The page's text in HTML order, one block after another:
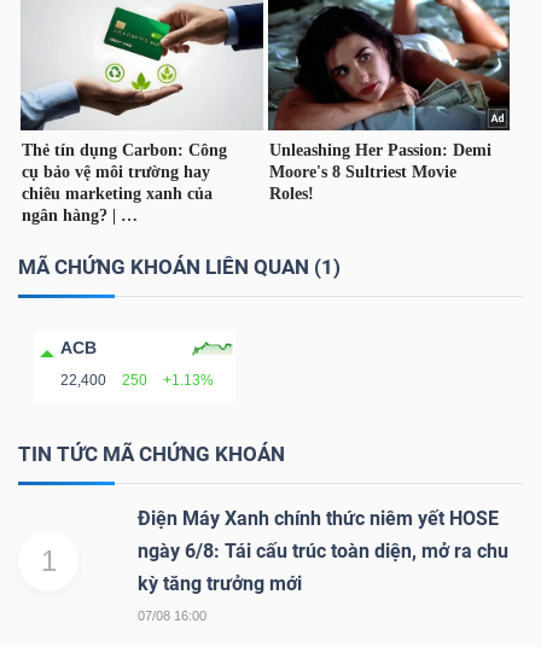
MÃ CHỨNG KHOÁN LIÊN QUAN (1)
ACB
22,400 250 +1.13%
TIN TỨC MÃ CHỨNG KHOÁN
1
Điện Máy Xanh chính thức niêm yết HOSE
ngày 6/8: Tái cấu trúc toàn diện, mở ra chu
kỳ tăng trưởng mới
07/08 16:00
VIETSTOCKFINANCE
VĨ
NGÀNH
DOANH
NGHIỆP